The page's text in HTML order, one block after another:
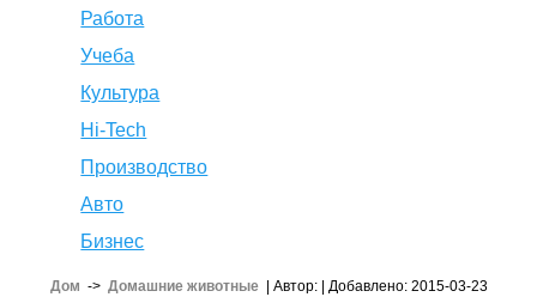
Работа
Учеба
Культура
Hi-Tech
Производство
Авто
Бизнес
Дом -> Домашние животные| Автор: | Добавлено: 2015-03-23